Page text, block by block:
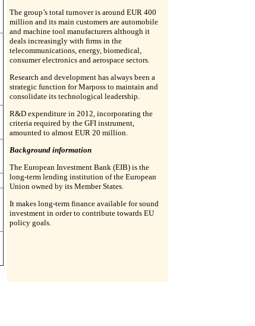
The group’s total turnover is around EUR 400
million and its main customers are automobile
and machine tool manufacturers although it
deals increasingly with firms in the
telecommunications, energy, biomedical,
consumer electronics and aerospace sectors.
Research and development has always been a
strategic function for Marposs to maintain and
consolidate its technological leadership.
R&D expenditure in 2012, incorporating the
criteria required by the GFI instrument,
amounted to almost EUR 20 million.
Background information
The European Investment Bank (EIB) is the
long-term lending institution of the European
Union owned by its Member States.
It makes long-term finance available for sound
investment in order to contribute towards EU
policy goals.